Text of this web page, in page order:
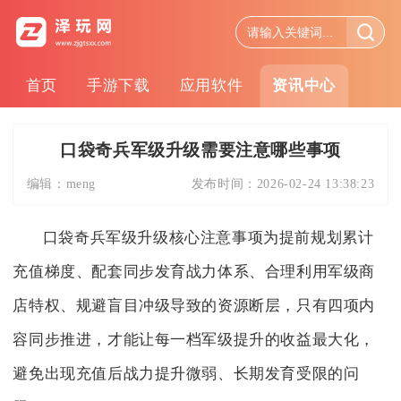
首页 手游下载 应用软件 资讯中心
口袋奇兵军级升级需要注意哪些事项
编辑： meng 发布时间： 2026-02-24 13:38:23
口袋奇兵军级升级核心注意事项为提前规划累计
充值梯度、配套同步发育战力体系、合理利用军级商
店特权、规避盲目冲级导致的资源断层，只有四项内
容同步推进，才能让每一档军级提升的收益最大化，
避免出现充值后战力提升微弱、长期发育受限的问